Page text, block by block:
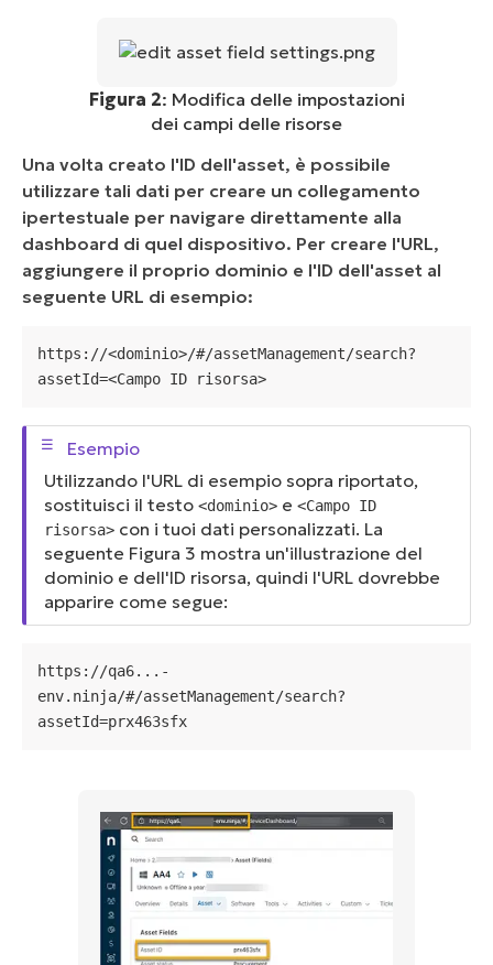
Figura 2: Modifica delle impostazioni
dei campi delle risorse
Una volta creato l'ID dell'asset, è possibile
utilizzare tali dati per creare un collegamento
ipertestuale per navigare direttamente alla
dashboard di quel dispositivo. Per creare l'URL,
aggiungere il proprio dominio e l'ID dell'asset al
seguente URL di esempio:
https://<dominio>/#/assetManagement/search?
assetId=<Campo ID risorsa>
Utilizzando l'URL di esempio sopra riportato,
sostituisci il testo <dominio> e <Campo ID
risorsa> con i tuoi dati personalizzati. La
seguente Figura 3 mostra un'illustrazione del
dominio e dell'ID risorsa, quindi l'URL dovrebbe
apparire come segue:
https://qa6...-
env.ninja/#/assetManagement/search?
assetId=prx463sfx